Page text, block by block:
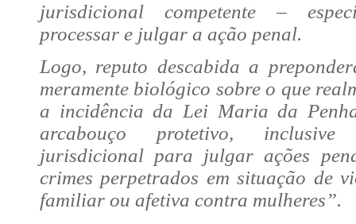
jurisdicional competente –
processar e julgar a ação penal.
Logo, reputo descabida a
meramente biológico sobre o que
a incidência da Lei Maria da
arcabouço protetivo,
jurisdicional para julgar ações
crimes perpetrados em situação de
familiar ou afetiva contra mulheres”.